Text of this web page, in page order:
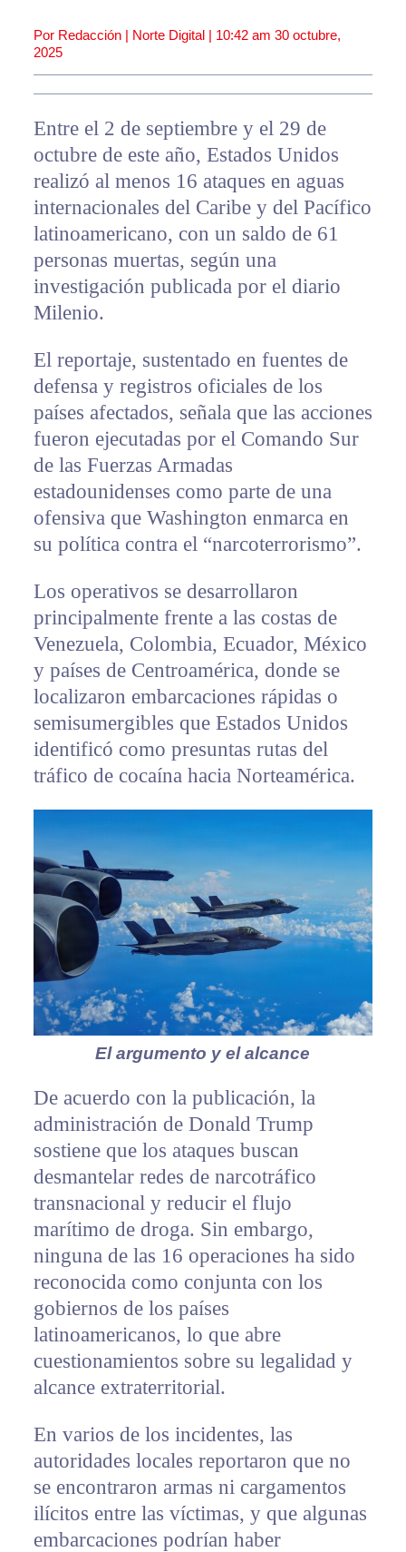
Por Redacción | Norte Digital | 10:42 am 30 octubre,
2025
Entre el 2 de septiembre y el 29 de
octubre de este año, Estados Unidos
realizó al menos 16 ataques en aguas
internacionales del Caribe y del Pacífico
latinoamericano, con un saldo de 61
personas muertas, según una
investigación publicada por el diario
Milenio.
El reportaje, sustentado en fuentes de
defensa y registros oficiales de los
países afectados, señala que las acciones
fueron ejecutadas por el Comando Sur
de las Fuerzas Armadas
estadounidenses como parte de una
ofensiva que Washington enmarca en
su política contra el “narcoterrorismo”.
Los operativos se desarrollaron
principalmente frente a las costas de
Venezuela, Colombia, Ecuador, México
y países de Centroamérica, donde se
localizaron embarcaciones rápidas o
semisumergibles que Estados Unidos
identificó como presuntas rutas del
tráfico de cocaína hacia Norteamérica.
El argumento y el alcance
De acuerdo con la publicación, la
administración de Donald Trump
sostiene que los ataques buscan
desmantelar redes de narcotráfico
transnacional y reducir el flujo
marítimo de droga. Sin embargo,
ninguna de las 16 operaciones ha sido
reconocida como conjunta con los
gobiernos de los países
latinoamericanos, lo que abre
cuestionamientos sobre su legalidad y
alcance extraterritorial.
En varios de los incidentes, las
autoridades locales reportaron que no
se encontraron armas ni cargamentos
ilícitos entre las víctimas, y que algunas
embarcaciones podrían haber